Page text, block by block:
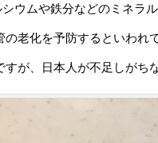
ウムや鉄分などのミネラ
の老化を予防するといわれ
すが、日本人が不足しがち